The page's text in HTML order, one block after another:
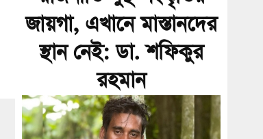
জায়গা, এখানে মাস্তানদের
স্থান নেই: ডা. শফিকুর
রহমান